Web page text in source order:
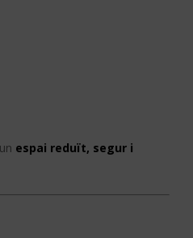
espai reduït, segur i